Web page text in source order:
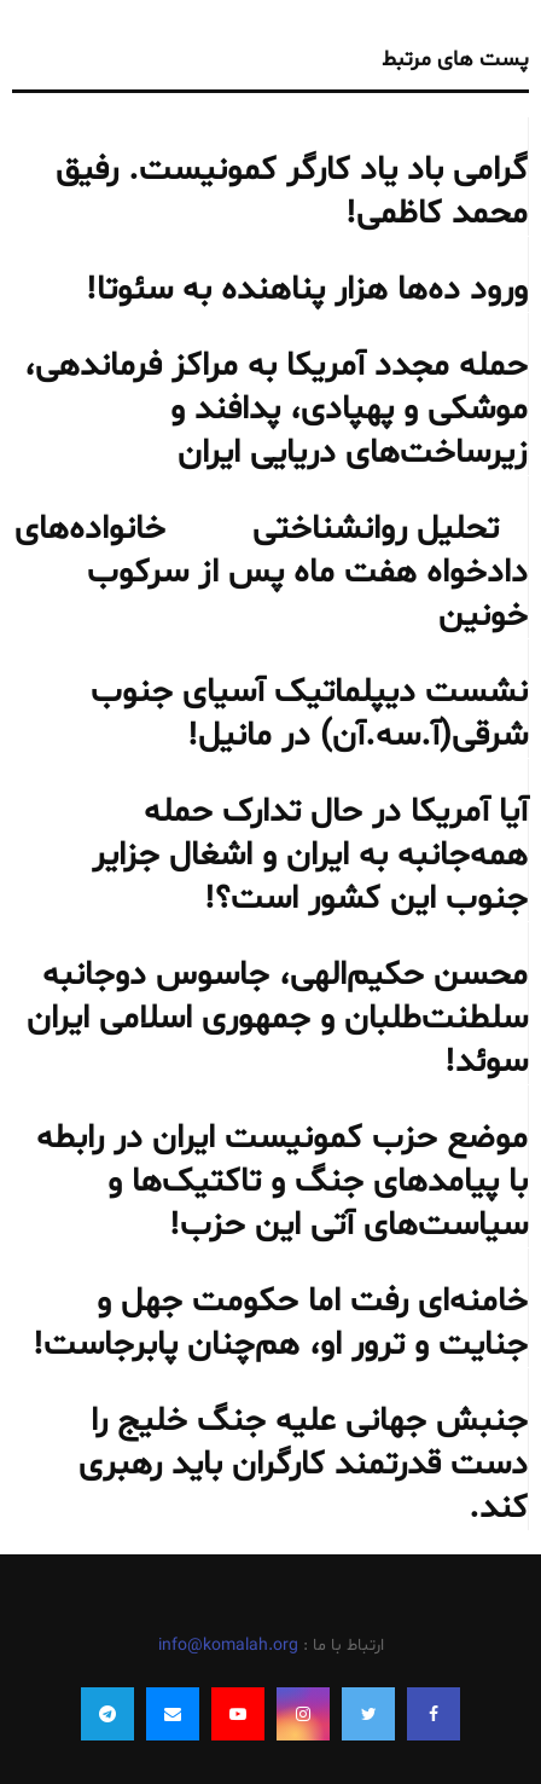
پست های مرتبط
گرامی باد یاد کارگر کمونیست. رفیق
محمد کاظمی!
ورود ده‌ها هزار پناهنده به سئوتا!
حمله مجدد آمریکا به مراکز فرماندهی،
موشکی و پهپادی، پدافند و
زیرساخت‌های دریایی ایران
تحلیل روانشناختی خانواده‌های
دادخواه هفت ماه پس از سرکوب
خونین
نشست دیپلماتیک آسیای جنوب
شرقی‌(آ.سه.آن) در مانیل!
آیا آمریکا در حال تدارک حمله
همه‌جانبه به ایران و اشغال جزایر
جنوب این کشور است؟!
محسن حکیم‌الهی، جاسوس دوجانبه
سلطنت‌طلبان و جمهوری اسلامی ایران
سوئد!
موضع حزب کمونیست ایران در رابطه
با پیامدهای جنگ و تاکتیک‌ها و
سیاست‌های آتی این حزب!
خامنه‌ای رفت اما حکومت جهل و
جنایت و ترور او، هم‌چنان پابرجاست!
جنبش جهانی علیه جنگ خلیج را
دست قدرتمند کارگران باید رهبری
کند.
ارتباط با ما : info@komalah.org